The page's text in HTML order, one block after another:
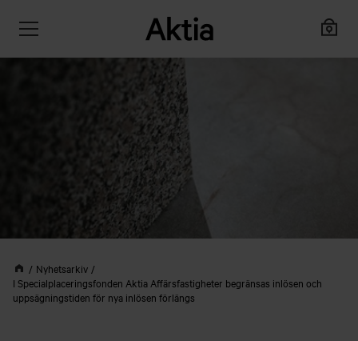
Nyhetsarkiv
I Specialplaceringsfonden Aktia Affärsfastigheter begränsas inlösen och
uppsägningstiden för nya inlösen förlängs